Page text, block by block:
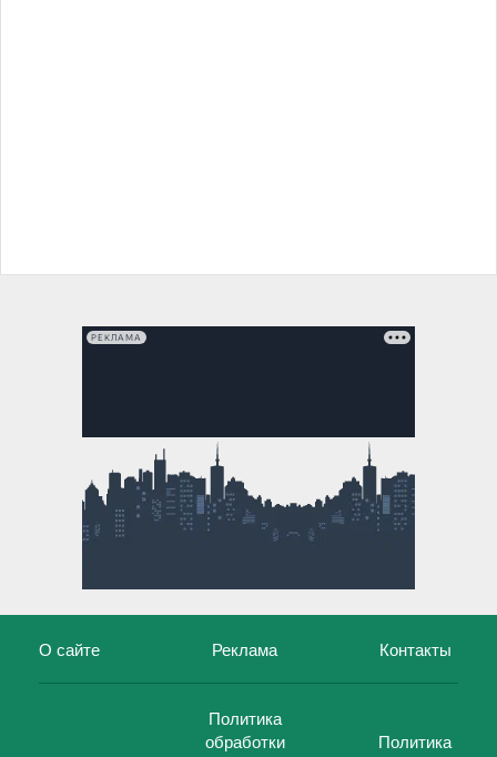
РЕКЛАМА
О сайте Реклама Контакты
Политика
обработки
Политика